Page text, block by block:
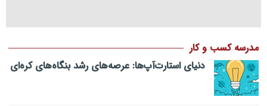
مدرسه کسب و کار
دنیای استارت‌آپ‌ها: عرصه‌های رشد بنگاه‌های کره‌ای‌